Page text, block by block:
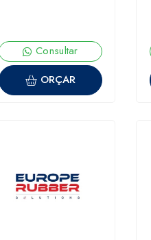
Consultar
ORÇAR